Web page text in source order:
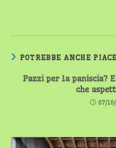
POTREBBE ANCHE
Pazzi per la paniscia?
che
07/